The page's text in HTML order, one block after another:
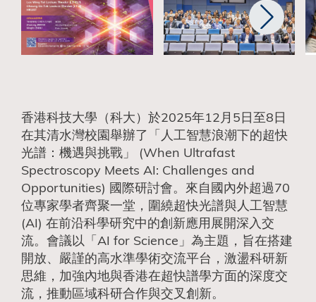
香港科技大學（科大）於2025年12月5日至8日
在其清水灣校園舉辦了「人工智慧浪潮下的超快
光譜：機遇與挑戰」 (When Ultrafast
Spectroscopy Meets AI: Challenges and
Opportunities) 國際研討會。來自國內外超過70
位專家學者齊聚一堂，圍繞超快光譜與人工智慧
(AI) 在前沿科學研究中的創新應用展開深入交
流。會議以「AI for Science」為主題，旨在搭建
開放、嚴謹的高水準學術交流平台，激盪科研新
思維，加強內地與香港在超快譜學方面的深度交
流，推動區域科研合作與交叉創新。